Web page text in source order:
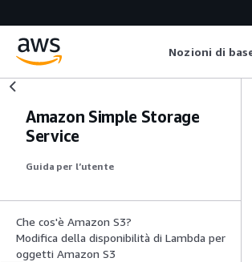
Nozioni di
Amazon Simple Storage
Service
Guida per l’utente
Che cos'è Amazon S3?
Modifica della disponibilità di Lambda per
oggetti Amazon S3